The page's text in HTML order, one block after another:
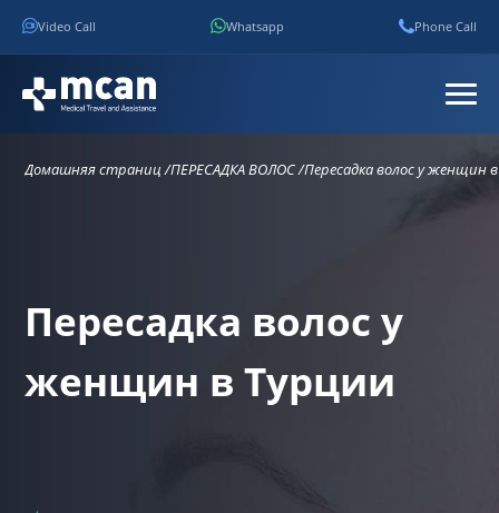
Video Call Whatsapp Phone Call
Домашняя страниц /ПЕРЕСАДКА ВОЛОС /Пересадка волос у женщин
Пересадка волос у
женщин в Турции